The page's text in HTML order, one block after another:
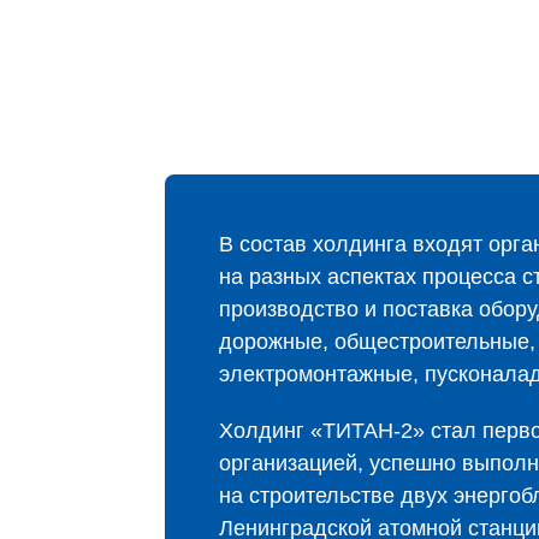
В состав холдинга входят
на разных аспектах процесса
производство и поставка
дорожные,
электромонтажные,
Холдинг «ТИТАН‑2» стал
организацией, успешно
на строительстве двух
Ленинградской атомной